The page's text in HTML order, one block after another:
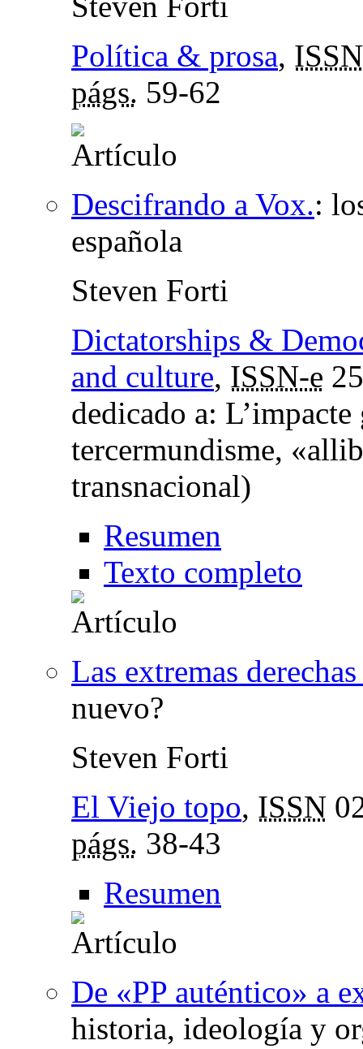
Política & prosa, ISSN
págs. 59-62
Descifrando a Vox.:
española
Steven Forti
Dictatorships &
and culture, ISSN-e
dedicado a:
tercermundisme,
transnacional)
Resumen
Texto completo
Las extremas
nuevo?
Steven Forti
El Viejo topo, ISSN
págs. 38-43
Resumen
De «PP auténtico» a
historia, ideología y